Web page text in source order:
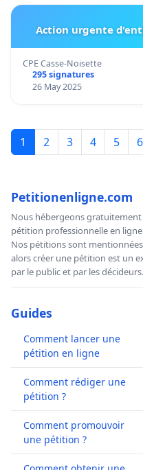
Action urgente
CPE Casse-Noisette
295 signatures
26 May 2025
1 2 3 4 5 6
Petitionenligne.com
Nous hébergeons
pétition professionnelle en
Nos pétitions sont
alors créer une pétition est un
par le public et par les décideurs.
Guides
Comment lancer une
pétition en ligne
Comment rédiger une
pétition ?
Comment promouvoir
une pétition ?